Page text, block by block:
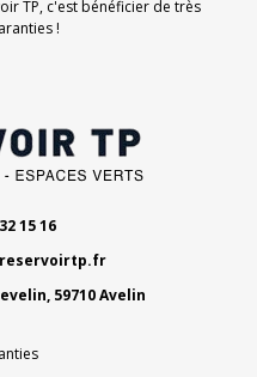
TP, c'est bénéficier de très
!
15 16
59710 Avelin